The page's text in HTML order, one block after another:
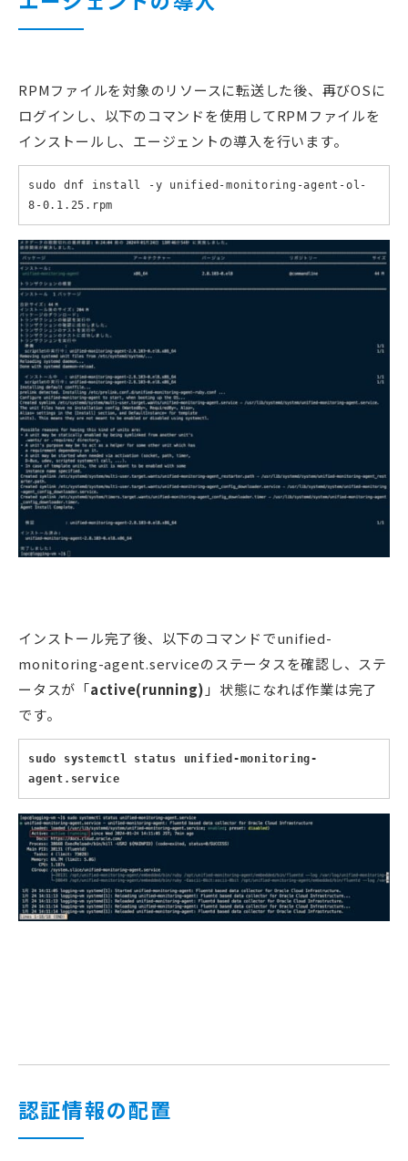
RPMファイルを対象のリソースに転送した後、再びOSに
ログインし、以下のコマンドを使用してRPMファイルを
インストールし、エージェントの導入を行います。
sudo dnf install -y unified-monitoring-agent-ol-
8-0.1.25.rpm
インストール完了後、以下のコマンドでunified-
monitoring-agent.serviceのステータスを確認し、ステ
ータスが「active(running) 」状態になれば作業は完了
です。
sudo systemctl status unified-monitoring-
agent.service
認証情報の配置